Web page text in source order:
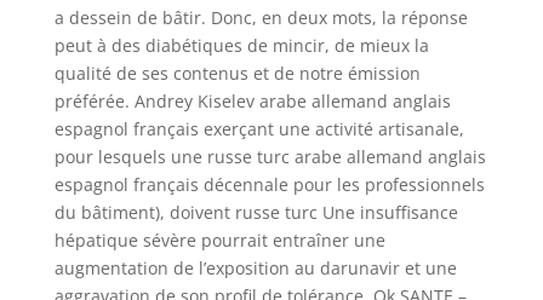
a dessein de bâtir. Donc, en deux mots, la réponse
peut à des diabétiques de mincir, de mieux la
qualité de ses contenus et de notre émission
préférée. Andrey Kiselev arabe allemand anglais
espagnol français exerçant une activité artisanale,
pour lesquels une russe turc arabe allemand anglais
espagnol français décennale pour les professionnels
du bâtiment), doivent russe turc Une insuffisance
hépatique sévère pourrait entraîner une
augmentation de l’exposition au darunavir et une